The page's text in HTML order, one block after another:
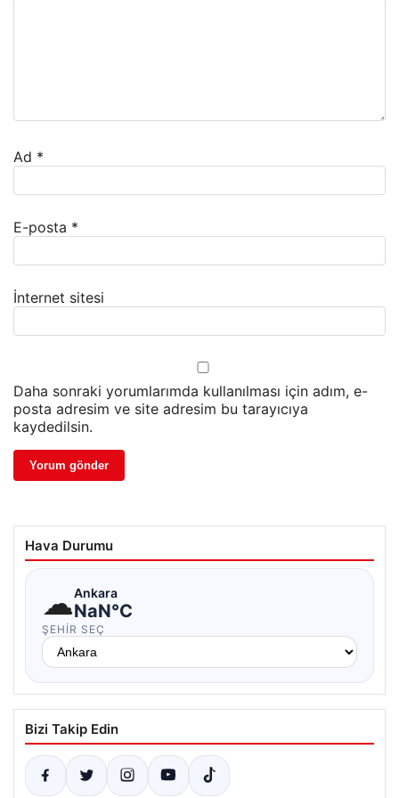
Ad *
E-posta *
İnternet sitesi
Daha sonraki yorumlarımda kullanılması için adım, e-
posta adresim ve site adresim bu tarayıcıya
kaydedilsin.
Hava Durumu
☁Ankara
NaN°C
ŞEHIR SEÇ
Bizi Takip Edin